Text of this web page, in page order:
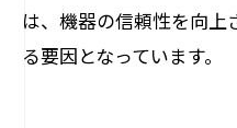
は、機器の信頼性を向
る要因となっています。